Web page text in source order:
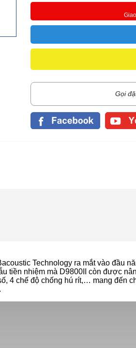
Gọi
Technology ra mắt vào đầu
tiền nhiệm mà D9800II còn được
4 chế độ chống hú rít,… mang đến